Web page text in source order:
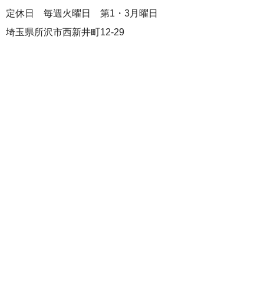
定休日 毎週火曜日 第1・3月曜日
埼玉県所沢市西新井町12-29